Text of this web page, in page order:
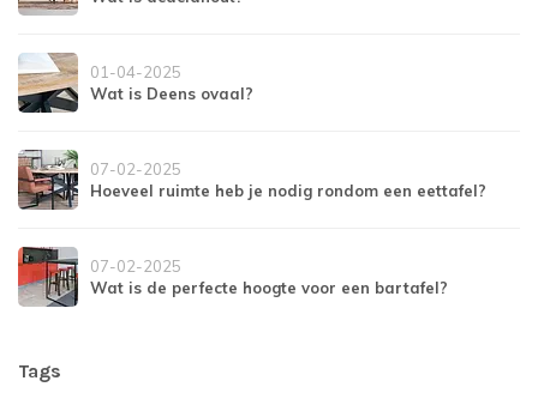
01-04-2025
Wat is Deens ovaal?
07-02-2025
Hoeveel ruimte heb je nodig rondom een eettafel?
07-02-2025
Wat is de perfecte hoogte voor een bartafel?
Tags